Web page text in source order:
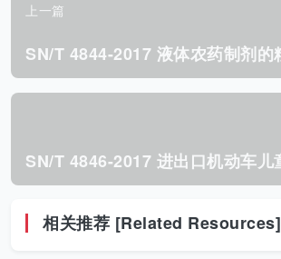
上一篇
相关推荐 [Related Resources]